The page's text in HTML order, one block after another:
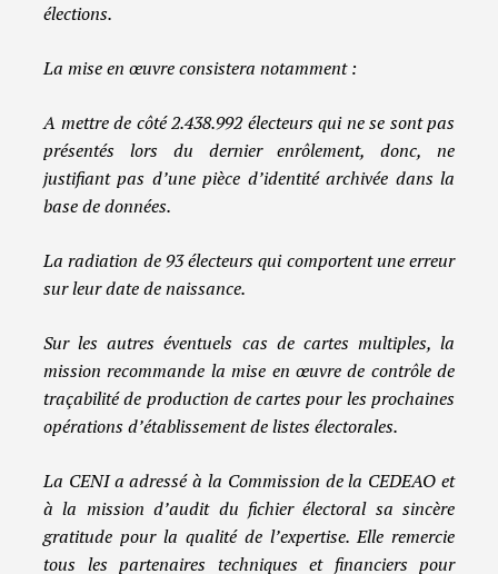
élections.
La mise en œuvre consistera notamment :
A mettre de côté 2.438.992 électeurs qui ne se sont pas
présentés lors du dernier enrôlement, donc, ne
justifiant pas d’une pièce d’identité archivée dans la
base de données.
La radiation de 93 électeurs qui comportent une erreur
sur leur date de naissance.
Sur les autres éventuels cas de cartes multiples, la
mission recommande la mise en œuvre de contrôle de
traçabilité de production de cartes pour les prochaines
opérations d’établissement de listes électorales.
La CENI a adressé à la Commission de la CEDEAO et
à la mission d’audit du fichier électoral sa sincère
gratitude pour la qualité de l’expertise. Elle remercie
tous les partenaires techniques et financiers pour